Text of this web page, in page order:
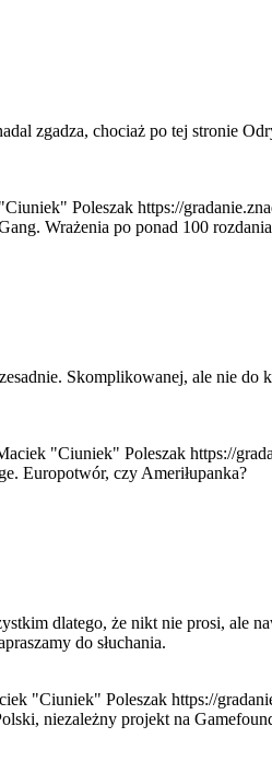
zgadza, chociaż po tej stronie
Poleszak https://
Wrażenia po ponad 100
Skomplikowanej, ale nie do
"Ciuniek" Poleszak https://
Europotwór, czy Ameriłupanka?
dlatego, że nikt nie prosi, ale
do słuchania.
"Ciuniek" Poleszak https://
niezależny projekt na